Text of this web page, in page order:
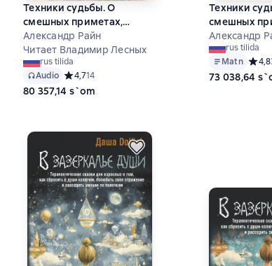
6 оценок
Техники судьбы. О
смешных приметах,
нелепых совпадениях и
бюро судеб, которое
работает без выходных
Александр Райн
Читает Владимир Лесных
rus tilida
Audio Средний рейтинг 4,7 на основе 14 оценок
4,714
80 357,14 s`om
Техники
смешных
нелепых
бюро судеб,
работает
Александр
rus tilida
Matn
4,8
73 038,64